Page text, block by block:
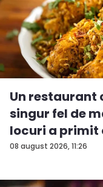
08 august 2026, 11:26
Un restaurant
singur fel de
locuri a primit